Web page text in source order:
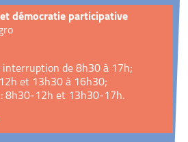
démocratie participative
de 8h30 à 17h;
et 13h30 à 16h30;
8h30-12h et 13h30-17h.